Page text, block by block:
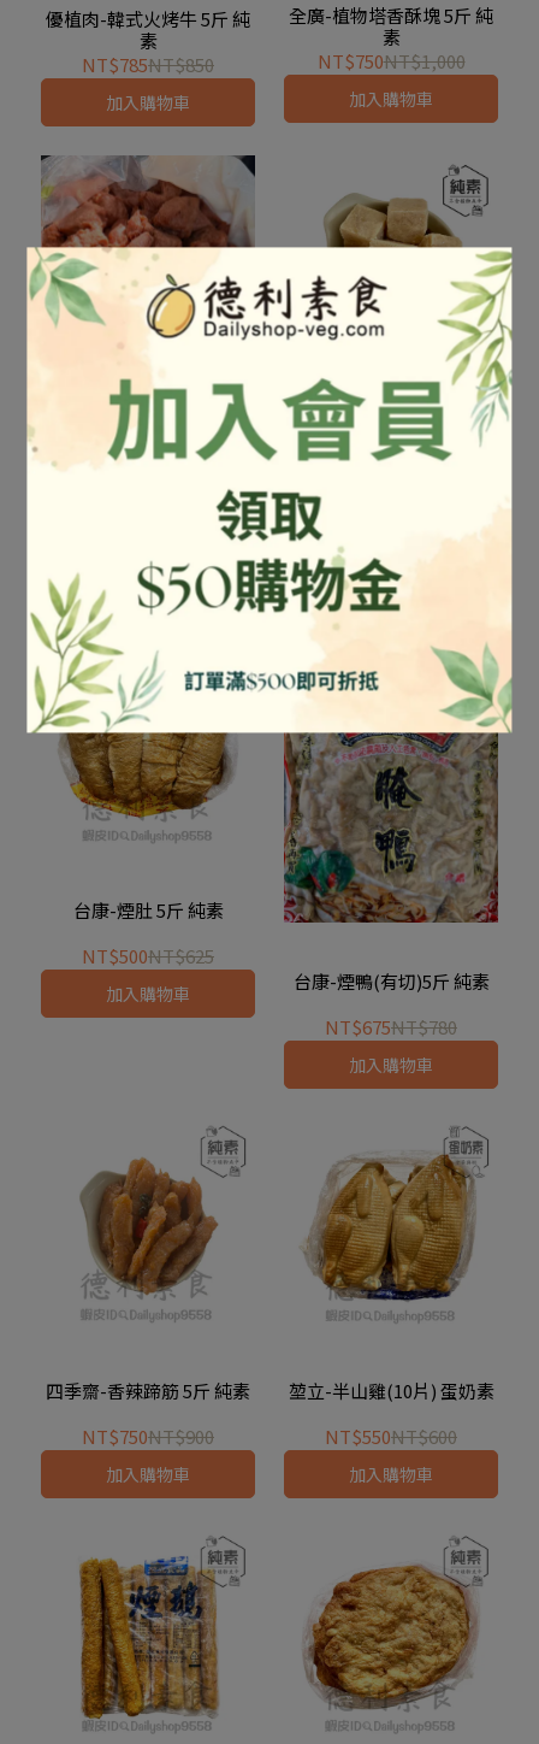
優植肉-韓式火烤牛 5斤 純
素
NT$785NT$850
加入購物車
全廣-植物塔香酥塊 5斤 純
素
NT$750NT$1,000
加入購物車
全廣-滷肉塊 5斤 純素
加入購物車
凍豆腐 5斤 純素
台康-煙肚 5斤 純素
NT$500NT$625
加入購物車
台康-煙鴨(有切)5斤 純素
NT$675NT$780
加入購物車
四季齋-香辣蹄筋 5斤 純素
NT$750NT$900
加入購物車
堃立-半山雞(10片) 蛋奶素
NT$550NT$600
加入購物車